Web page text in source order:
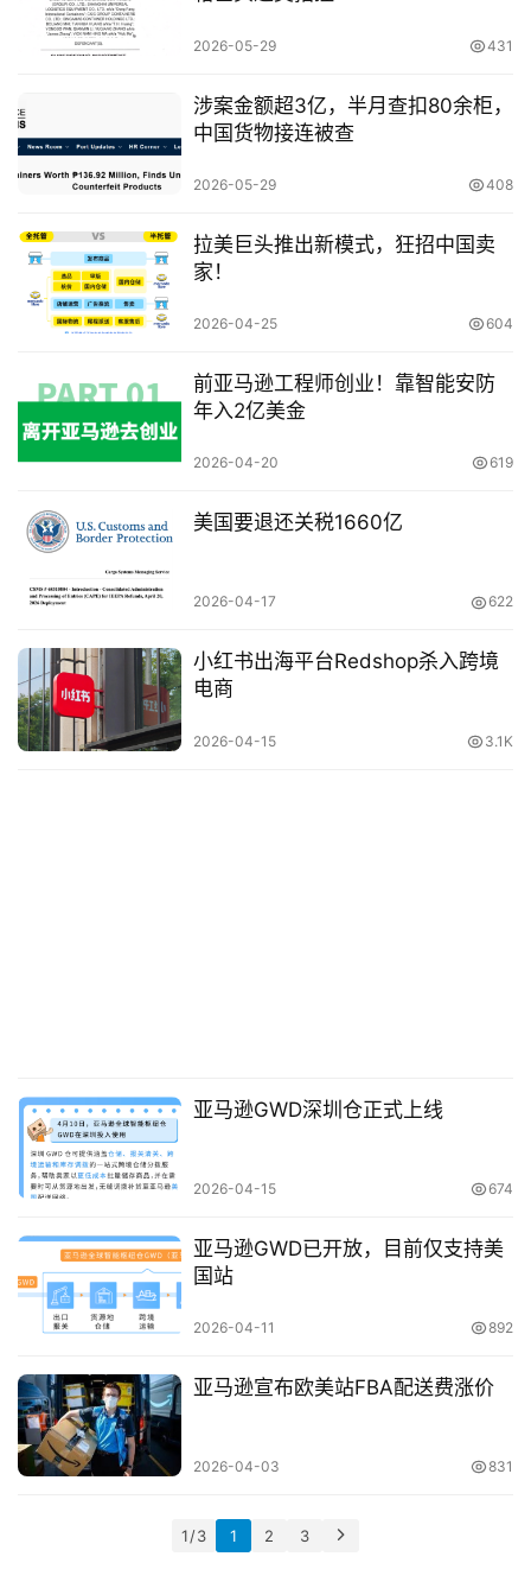
行
业
动
碎
碎
推
&
工
于
留
言
登录 注册
2026-05-29 431
涉案金额超3亿，半月查扣80余柜，
中国货物接连被查
2026-05-29 408
拉美巨头推出新模式，狂招中国卖
家！
2026-04-25 604
前亚马逊工程师创业！靠智能安防
年入2亿美金
2026-04-20 619
美国要退还关税1660亿
2026-04-17 622
小红书出海平台Redshop杀入跨境
电商
2026-04-15 3.1K
亚马逊GWD深圳仓正式上线
2026-04-15 674
亚马逊GWD已开放，目前仅支持美
国站
2026-04-11 892
亚马逊宣布欧美站FBA配送费涨价
2026-04-03 831
1 / 3 1 2 3